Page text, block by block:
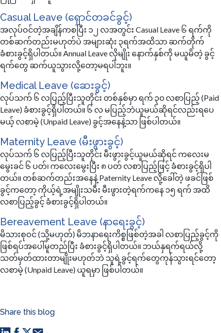
Casual Leave (ရှောင်တခင်ခွင့်)
အလုပ်ဝင်တဲ့အချိန်ကစပြီး ၁၂ လအတွင်း Casual Leave ၆ ရက်ကို
တစ်ဆက်တည်းမဟုတ်ပဲ အများဆုံး ၃ရက်အထိသာ ဆက်တိုက်
ခံစားခွင့်ရှိပါတယ်။ Annual Leave လိုမျိုး နောက်နှစ်ကို မယူမိတဲ့ ခွင့်
ရက်တွေ ဆက်ယူသွားလို့တော့မရပါဘူး။
Medical Leave (ဆေးခွင့်)
လုပ်သက် ၆ လပြည့်ပြီးသူတိုင်း တစ်နှစ်မှာ ရက် ၃၀ လစာပြည့် (Paid
Leave) ခံစားခွင့်ရှိပါတယ်။ ၆ လ မပြည့်ဘဲယူမယ်ဆိုရင်လည်းရပေ
မယ့် လစာမဲ့ (Unpaid Leave) ခွင့်အနေနဲ့သာ ဖြစ်ပါတယ်။
Maternity Leave (မီးဖွားခွင့်)
လုပ်သက် ၆ လပြည့်ပြီးသူတိုင်း မီးဖွားခွင့်ယူမယ်ဆိုရင် ကလေးမ
မွေးခင် ၆ ပတ်၊ ကလေးမွေးပြီး ၈ ပတ် လစာပြည့်ဖြင့် ခံစားခွင့်ရှိပါ
တယ်။ တစ်ဆက်တည်းအနေနဲ့ Paternity Leave လို့ခေါ်တဲ့ ဖခင်ဖြစ်
ခွင့်ကတော့ ကိုယ့်ရဲ့အမျိုးသမီး မီးဖွားတဲ့ရက်ကနေ ၁၅ ရက် အထိ
လစာပြည့်ခွင့် ခံစားခွင့်ရှိပါတယ်။
Bereavement Leave (နာရေးခွင့်)
မိသားစုဝင် (သို့မဟုတ်) မိဘနာရေးကိစ္စဖြစ်တဲ့အခါ လစာပြည့်ခွင့်ကို
ဖြစ်ရပ်အပေါ်မူတည်ပြီး ခံစားခွင့်ရှိပါတယ်။ ဘယ်နှရက်ရယ်လို့
သတ်မှတ်ထားတာမျိုးမဟုတ်ဘဲ သူရဲ့ခွင့်ရက်တွေကုန်သွားရင်တော့
လစာမဲ့ (Unpaid Leave) ယူရမှာ ဖြစ်ပါတယ်။
Share this blog